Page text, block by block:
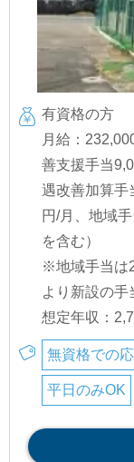
有資格の方
月給：
善支援手当
遇改善加算
円/月、地域
を含む）
※地域手当は
より新設の手
想定年収：
無資格での
平日のみOK